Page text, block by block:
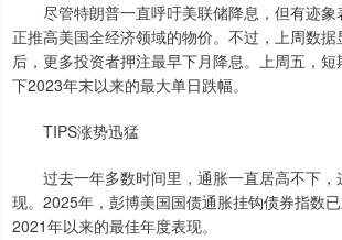
尽管特朗普一直呼吁美联储降息，但有迹象
正推高美国全经济领域的物价。不过，上周数
后，更多投资者押注最早下月降息。上周五，
下2023年末以来的最大单日跌幅。
TIPS涨势迅猛
过去一年多数时间里，通胀一直居高不下，
现。2025年，彭博美国国债通胀挂钩债券指数
2021年以来的最佳年度表现。